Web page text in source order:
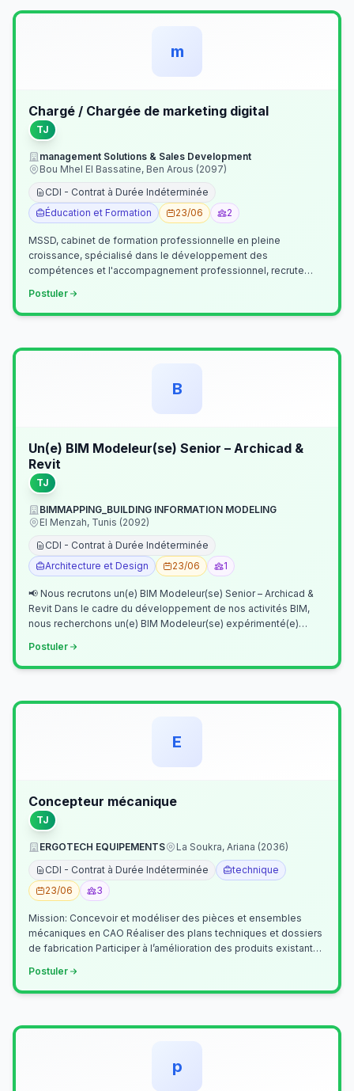
m
Chargé / Chargée de marketing digital
TJ
management Solutions & Sales Development
Bou Mhel El Bassatine, Ben Arous (2097)
CDI - Contrat à Durée Indéterminée
Éducation et Formation
23/06 2
MSSD, cabinet de formation professionnelle en pleine
croissance, spécialisé dans le développement des
compétences et l'accompagnement professionnel, recrute
Postuler
B
Un(e) BIM Modeleur(se) Senior – Archicad &
Revit
TJ
BIMMAPPING_BUILDING INFORMATION MODELING
El Menzah, Tunis (2092)
CDI - Contrat à Durée Indéterminée
Architecture et Design
23/06 1
📢 Nous recrutons un(e) BIM Modeleur(se) Senior – Archicad &
Revit Dans le cadre du développement de nos activités BIM,
nous recherchons un(e) BIM Modeleur(se) expérimenté(e)
Postuler
E
Concepteur mécanique
TJ
ERGOTECH EQUIPEMENTS
La Soukra, Ariana (2036)
CDI - Contrat à Durée Indéterminée
technique
23/06
3
Mission: Concevoir et modéliser des pièces et ensembles
mécaniques en CAO Réaliser des plans techniques et dossiers
de fabrication Participer à l’amélioration des produits existants
Postuler
p